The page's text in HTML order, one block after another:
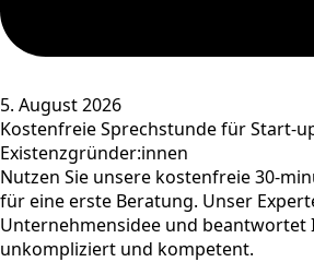
5. August 2026
Kostenfreie Sprechstunde für Start-
Existenzgründer:innen
Nutzen Sie unsere kostenfreie 30-
für eine erste Beratung. Unser
Unternehmensidee und beantwortet
unkompliziert und kompetent.